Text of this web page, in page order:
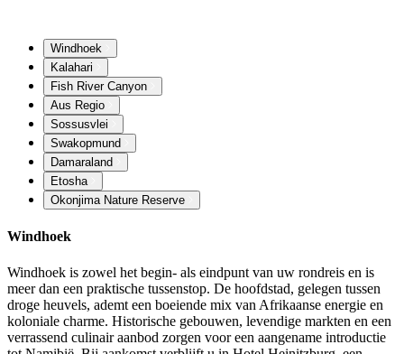
Windhoek
Kalahari
Fish River Canyon
Aus Regio
Sossusvlei
Swakopmund
Damaraland
Etosha
Okonjima Nature Reserve
Windhoek
Windhoek is zowel het begin- als eindpunt van uw rondreis en is
meer dan een praktische tussenstop. De hoofdstad, gelegen tussen
droge heuvels, ademt een boeiende mix van Afrikaanse energie en
koloniale charme. Historische gebouwen, levendige markten en een
verrassend culinair aanbod zorgen voor een aangename introductie